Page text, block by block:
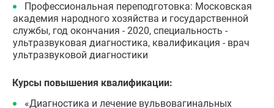
Профессиональная переподготовка: Московская
академия народного хозяйства и государственной
службы, год окончания - 2020, специальность -
ультразвуковая диагностика, квалификация - врач
ультразвуковой диагностики
Курсы повышения квалификации:
«Диагностика и лечение вульвовагинальных